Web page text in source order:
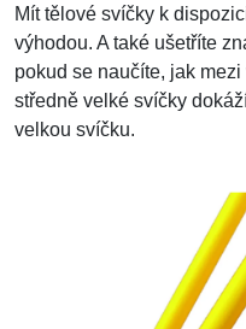
Mít tělové svíčky k
výhodou. A také ušetříte
pokud se naučíte, jak
středně velké svíčky
velkou svíčku.